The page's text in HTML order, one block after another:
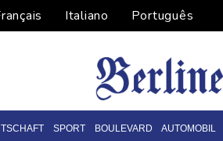
Italiano Português
SPORT BOULEVARD AUTOMOBIL